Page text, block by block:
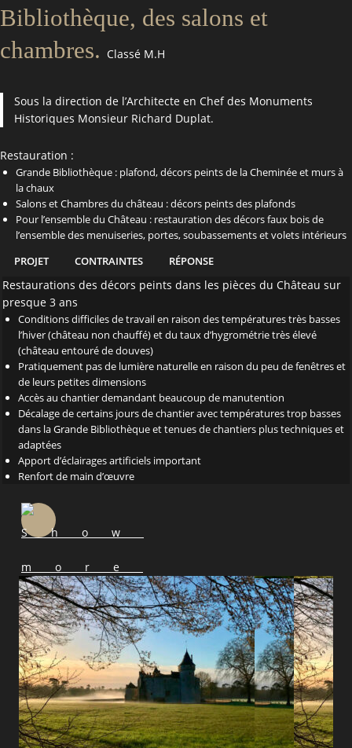
Bibliothèque, des salons et
chambres. Classé M.H
Sous la direction de l’Architecte en Chef des Monuments
Historiques Monsieur Richard Duplat.
Restauration :
Grande Bibliothèque : plafond, décors peints de la Cheminée et murs à
la chaux
Salons et Chambres du château : décors peints des plafonds
Pour l’ensemble du Château : restauration des décors faux bois de
l’ensemble des menuiseries, portes, soubassements et volets intérieurs
PROJET
CONTRAINTES RÉPONSE
Restaurations des décors peints dans les pièces du Château sur
presque 3 ans
Conditions difficiles de travail en raison des températures très basses
l’hiver (château non chauffé) et du taux d’hygrométrie très élevé
(château entouré de douves)
Pratiquement pas de lumière naturelle en raison du peu de fenêtres et
de leurs petites dimensions
Accès au chantier demandant beaucoup de manutention
Décalage de certains jours de chantier avec températures trop basses
dans la Grande Bibliothèque et tenues de chantiers plus techniques et
adaptées
Apport d’éclairages artificiels important
Renfort de main d’œuvre